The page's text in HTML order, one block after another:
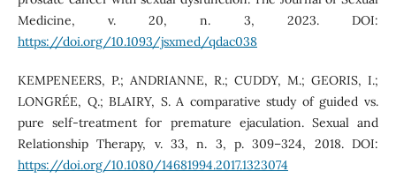
Medicine, v. 20, n. 3, 2023. DOI:
https://doi.org/10.1093/jsxmed/qdac038
KEMPENEERS, P.; ANDRIANNE, R.; CUDDY, M.; GEORIS, I.;
LONGRÉE, Q.; BLAIRY, S. A comparative study of guided vs.
pure self-treatment for premature ejaculation. Sexual and
Relationship Therapy, v. 33, n. 3, p. 309–324, 2018. DOI:
https://doi.org/10.1080/14681994.2017.1323074